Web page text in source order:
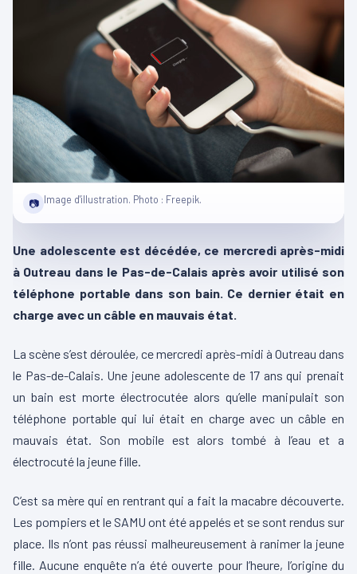
📷 Image d'illustration. Photo : Freepik.
Une adolescente est décédée, ce mercredi après-midi
à Outreau dans le Pas-de-Calais après avoir utilisé son
téléphone portable dans son bain. Ce dernier était en
charge avec un câble en mauvais état.
La scène s’est déroulée, ce mercredi après-midi à Outreau dans
le Pas-de-Calais. Une jeune adolescente de 17 ans qui prenait
un bain est morte électrocutée alors qu’elle manipulait son
téléphone portable qui lui était en charge avec un câble en
mauvais état. Son mobile est alors tombé à l’eau et a
électrocuté la jeune fille.
C’est sa mère qui en rentrant qui a fait la macabre découverte.
Les pompiers et le SAMU ont été appelés et se sont rendus sur
place. Ils n’ont pas réussi malheureusement à ranimer la jeune
fille. Aucune enquête n’a été ouverte pour l’heure, l’origine du